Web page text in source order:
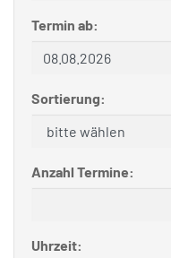
Termin ab:
Sortierung:
Anzahl Termine:
Uhrzeit: